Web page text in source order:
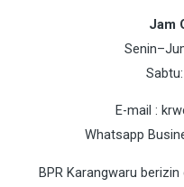
Jam
E-mail :
Whatsapp
BPR Karangwaru